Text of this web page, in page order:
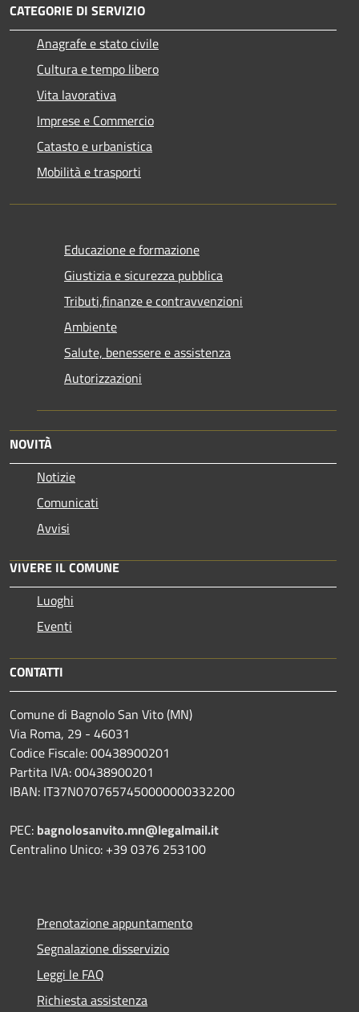
CATEGORIE DI SERVIZIO
Anagrafe e stato civile
Cultura e tempo libero
Vita lavorativa
Imprese e Commercio
Catasto e urbanistica
Mobilità e trasporti
Educazione e formazione
Giustizia e sicurezza pubblica
Tributi,finanze e contravvenzioni
Ambiente
Salute, benessere e assistenza
Autorizzazioni
NOVITÀ
Notizie
Comunicati
Avvisi
VIVERE IL COMUNE
Luoghi
Eventi
CONTATTI
Comune di Bagnolo San Vito (MN)
Via Roma, 29 - 46031
Codice Fiscale: 00438900201
Partita IVA: 00438900201
IBAN: IT37N0707657450000000332200
PEC: bagnolosanvito.mn@legalmail.it
Centralino Unico: +39 0376 253100
Prenotazione appuntamento
Segnalazione disservizio
Leggi le FAQ
Richiesta assistenza